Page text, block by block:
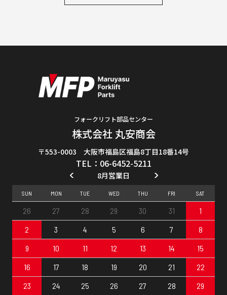
フォークリフト部品センター
株式会社 丸安商会
〒553-0003 大阪市福島区福島8丁目18番14号
TEL：06-6452-5211
8月営業日
SUN MON TUE WED THU FRI SAT
26 27 28 29 30 31
1
2
3 4 5 6 7
8
9
10 11 12 13 14
15
16
17 18 19 20 21
22
23
24 25 26 27 28 29